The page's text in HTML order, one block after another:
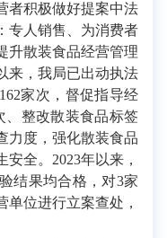
者积极做好提案中法
专人销售、为消费者
升散装食品经营管理
来，我局已出动执法
家次，督促指导经
、整改散装食品标签
力度，强化散装食品
全。2023年以来，
结果均合格，对3家
单位进行立案查处，